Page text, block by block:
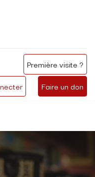
Faire un don
Première visite ?